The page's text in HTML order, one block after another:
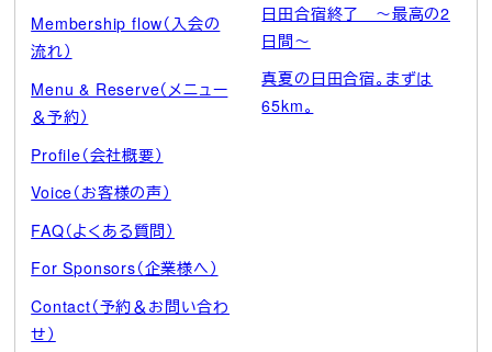
Membership flow（入会の
流れ）
Menu & Reserve（メニュー
＆予約）
Profile（会社概要）
Voice（お客様の声）
FAQ（よくある質問）
For Sponsors（企業様へ）
Contact（予約＆お問い合わ
せ）
日田合宿終了 ～最高の2
日間～
真夏の日田合宿。まずは
65km。